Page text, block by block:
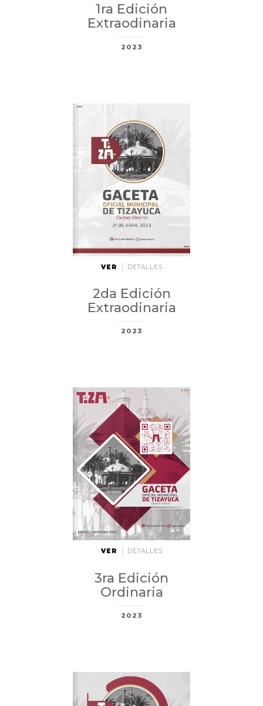
1ra Edición
Extraodinaria
2023
VER DETALLES
2da Edición
Extraodinaria
2023
VER DETALLES
3ra Edición
Ordinaria
2023